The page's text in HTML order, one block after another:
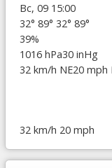
Вс, 09 15:00
32° 89° 32° 89°
39%
1016 hPa30 inHg
32 km/h NE20 mph
32 km/h 20 mph